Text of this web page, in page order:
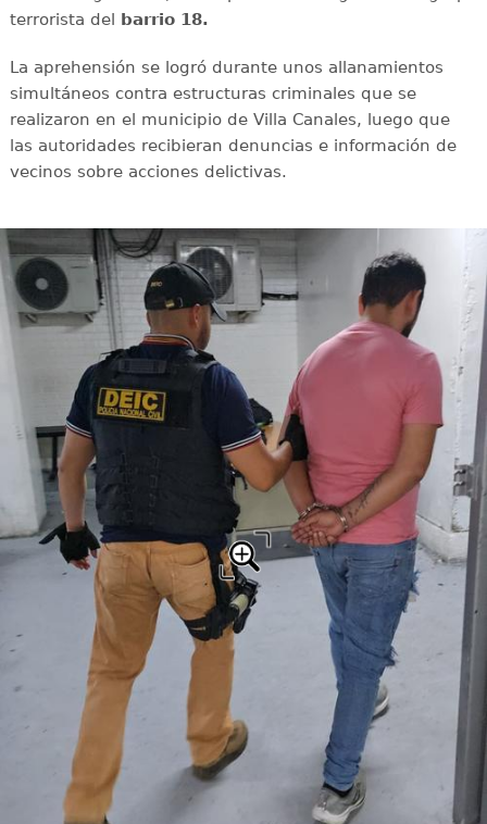
terrorista del barrio 18.
La aprehensión se logró durante unos allanamientos
simultáneos contra estructuras criminales que se
realizaron en el municipio de Villa Canales, luego que
las autoridades recibieran denuncias e información de
vecinos sobre acciones delictivas.